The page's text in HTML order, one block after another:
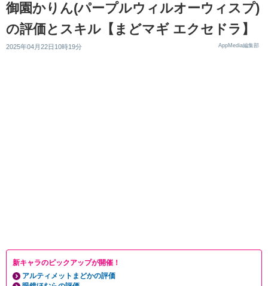
御園かりん(パープルウィルオーウィスプ)
の評価とスキル【まどマギ エクセドラ】
2025年04月22日10時19分 AppMedia編集部
新キャラのピックアップが開催！
アルティメットまどかの評価